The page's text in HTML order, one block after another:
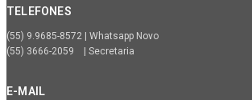
TELEFONES
(55) 9.9685-8572 | Whatsapp Novo
(55) 3666-2059 | Secretaria
E-MAIL